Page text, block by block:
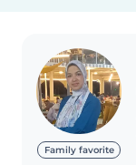
Family favorite